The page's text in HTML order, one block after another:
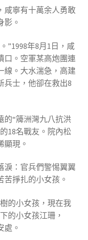
咸寧有十萬余人勇敢
影。
”1998年8月1日，咸
口。空軍某高炮團連
線。大水湍急，高建
兵士，他卻在救出8
的“簰洲灣九八抗洪
18名戰友。院內松
顯現。
淚：官兵們警惕翼翼
掙扎的小女孩。
的小女孩，現在我
的小女孩江珊，
處。